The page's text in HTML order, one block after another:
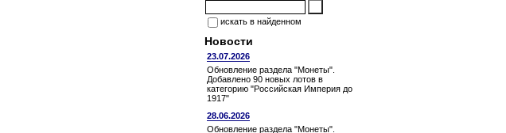
искать в найденном
Новости
23.07.2026
Обновление раздела "Монеты".
Добавлено 90 новых лотов в
категорию "Российская Империя до
1917"
28.06.2026
Обновление раздела "Монеты".